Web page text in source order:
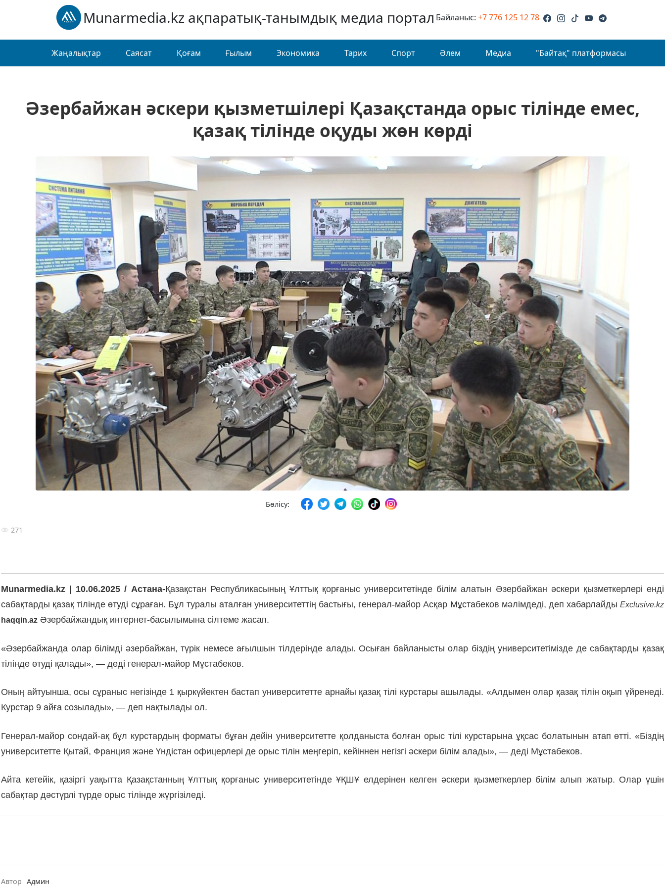
Munarmedia.kz ақпаратық-танымдық медиа портал Байланыс:+7 776 125 12 78
Жаңалықтар Саясат Қоғам Ғылым Экономика Тарих Спорт Әлем Медиа "Байтақ" платформасы
Әзербайжан әскери қызметшілері Қазақстанда орыс тілінде емес,
қазақ тілінде оқуды жөн көрді
Бөлісу:
271
Munarmedia.kz | 10.06.2025 / Астана-Қазақстан Республикасының Ұлттық қорғаныс университетінде білім алатын Әзербайжан әскери қызметкерлері енді
сабақтарды қазақ тілінде өтуді сұраған. Бұл туралы аталған университеттің бастығы, генерал-майор Асқар Мұстабеков мәлімдеді, деп хабарлайды Exclusive.kz
haqqin.az Әзербайжандық интернет-басылымына сілтеме жасап.
«Әзербайжанда олар білімді әзербайжан, түрік немесе ағылшын тілдерінде алады. Осыған байланысты олар біздің университетімізде де сабақтарды қазақ
тілінде өтуді қалады», — деді генерал-майор Мұстабеков.
Оның айтуынша, осы сұраныс негізінде 1 қыркүйектен бастап университетте арнайы қазақ тілі курстары ашылады. «Алдымен олар қазақ тілін оқып үйренеді.
Курстар 9 айға созылады», — деп нақтылады ол.
Генерал-майор сондай-ақ бұл курстардың форматы бұған дейін университетте қолданыста болған орыс тілі курстарына ұқсас болатынын атап өтті. «Біздің
университетте Қытай, Франция және Үндістан офицерлері де орыс тілін меңгеріп, кейіннен негізгі әскери білім алады», — деді Мұстабеков.
Айта кетейік, қазіргі уақытта Қазақстанның Ұлттық қорғаныс университетінде ҰҚШҰ елдерінен келген әскери қызметкерлер білім алып жатыр. Олар үшін
сабақтар дәстүрлі түрде орыс тілінде жүргізіледі.
Автор Админ